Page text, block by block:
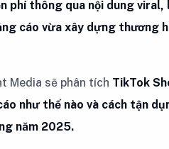
phí thông qua nội dung
cáo vừa xây dựng thương
Media sẽ phân tích TikTok
như thế nào và cách tận
năm 2025.